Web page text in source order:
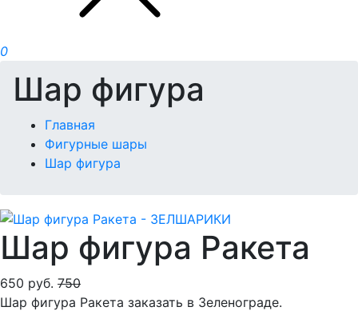
0
Шар фигура
Главная
Фигурные шары
Шар фигура
Шар фигура Ракета
650 руб. 750
Шар фигура Ракета заказать в Зеленограде.